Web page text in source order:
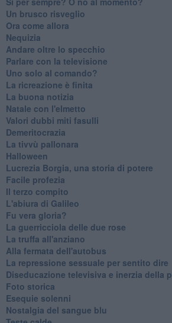
Un brusco risveglio
Ora come allora
Nequizia
Andare oltre lo specchio
Parlare con la televisione
Uno solo al comando?
La ricreazione è finita
La buona notizia
Natale con l'elmetto
Valori dubbi miti fasulli
Demeritocrazia
La tivvù pallonara
Halloween
​Lucrezia Borgia, una storia di potere
Facile profezia
Il terzo compito
L'abiura di Galileo
Fu vera gloria?
La guerricciola delle due rose
La truffa all'anziano
Alla fermata dell'autobus
La repressione sessuale per sentito dire
Diseducazione televisiva e inerzia della
Foto storica
Esequie solenni
Nostalgia del sangue blu